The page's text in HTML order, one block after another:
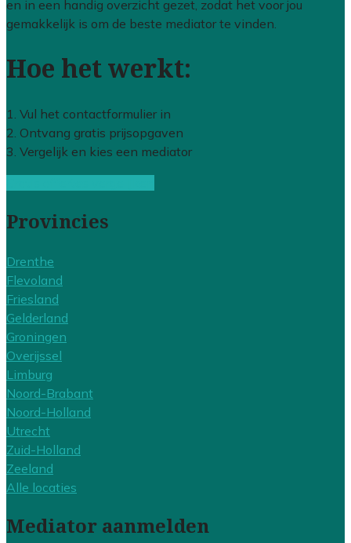
en in een handig overzicht gezet, zodat het voor jou
gemakkelijk is om de beste mediator te vinden.
Hoe het werkt:
1. Vul het contactformulier in
2. Ontvang gratis prijsopgaven
3. Vergelijk en kies een mediator
Provincies
Drenthe
Flevoland
Friesland
Gelderland
Groningen
Overijssel
Limburg
Noord-Brabant
Noord-Holland
Utrecht
Zuid-Holland
Zeeland
Alle locaties
Mediator aanmelden